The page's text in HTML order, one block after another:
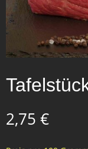
2,75 €